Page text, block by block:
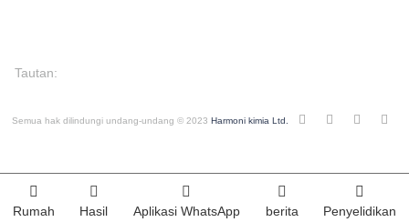
Tautan:
Semua hak dilindungi undang-undang © 2023 Harmoni kimia Ltd.
Rumah Hasil Aplikasi WhatsApp berita Penyelidikan
Index